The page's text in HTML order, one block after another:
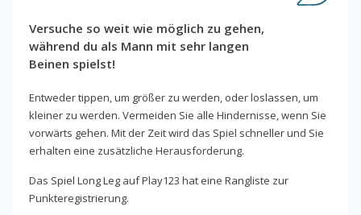
Versuche so weit wie möglich zu gehen,
während du als Mann mit sehr langen
Beinen spielst!
Entweder tippen, um größer zu werden, oder loslassen, um
kleiner zu werden. Vermeiden Sie alle Hindernisse, wenn Sie
vorwärts gehen. Mit der Zeit wird das Spiel schneller und Sie
erhalten eine zusätzliche Herausforderung.
Das Spiel Long Leg auf Play123 hat eine Rangliste zur
Punkteregistrierung.